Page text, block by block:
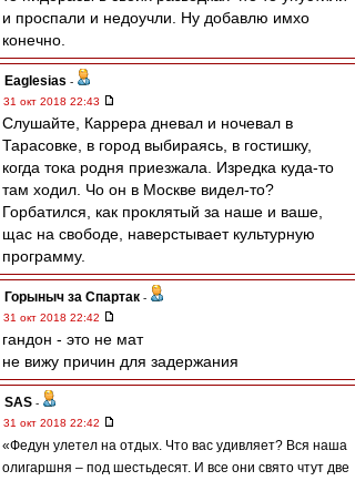
и проспали и недоучли. Ну добавлю имхо
конечно.
Eaglesias -
31 окт 2018 22:43
Слушайте, Каррера дневал и ночевал в
Тарасовке, в город выбираясь, в гостишку,
когда тока родня приезжала. Изредка куда-то
там ходил. Чо он в Москве видел-то?
Горбатился, как проклятый за наше и ваше,
щас на свободе, наверстывает культурную
программу.
Горыныч за Спартак -
31 окт 2018 22:42
гандон - это не мат
не вижу причин для задержания
SAS -
31 окт 2018 22:42
«Федун улетел на отдых. Что вас удивляет? Вся наша
олигаршня – под шестьдесят. И все они свято чтут две